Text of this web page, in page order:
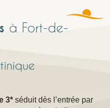
à Fort-de-
3* séduit dès l’entrée par